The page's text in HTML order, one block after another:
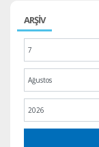
ARŞİV